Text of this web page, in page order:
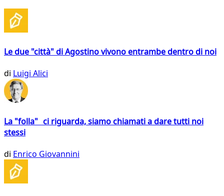
Le due "città" di Agostino vivono entrambe dentro di noi
di Luigi Alici
La "folla" ci riguarda, siamo chiamati a dare tutti noi
stessi
di Enrico Giovannini